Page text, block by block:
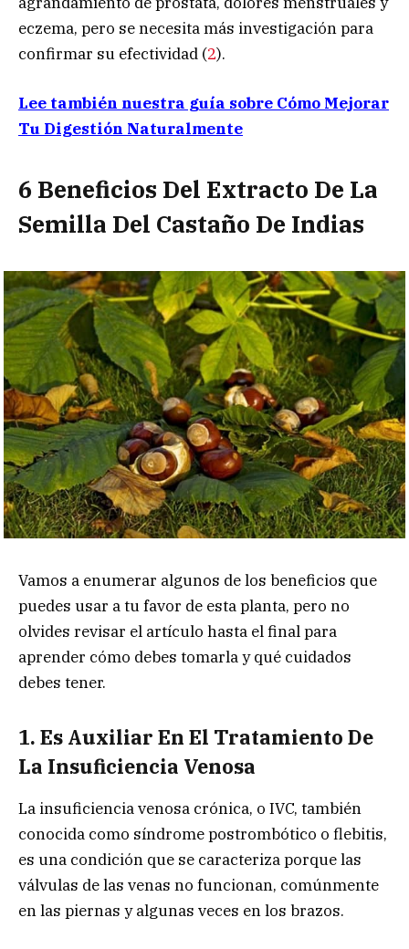
eczema, pero se necesita más investigación para
confirmar su efectividad (2).
Lee también nuestra guía sobre Cómo Mejorar
Tu Digestión Naturalmente
6 Beneficios Del Extracto De La
Semilla Del Castaño De Indias
Vamos a enumerar algunos de los beneficios que
puedes usar a tu favor de esta planta, pero no
olvides revisar el artículo hasta el final para
aprender cómo debes tomarla y qué cuidados
debes tener.
1. Es Auxiliar En El Tratamiento De
La Insuficiencia Venosa
La insuficiencia venosa crónica, o IVC, también
conocida como síndrome postrombótico o flebitis,
es una condición que se caracteriza porque las
válvulas de las venas no funcionan, comúnmente
en las piernas y algunas veces en los brazos.